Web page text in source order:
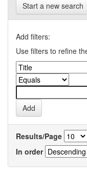
Start a new search
Add filters:
Use filters to refine
Results/Page
In order